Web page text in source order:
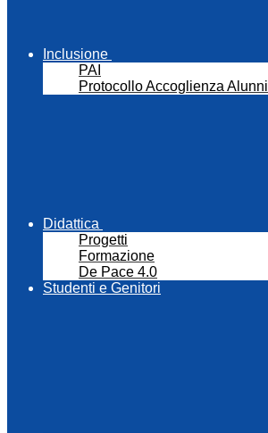
Inclusione
PAI
Protocollo Accoglienza Alunni
Didattica
Progetti
Formazione
De Pace 4.0
Studenti e Genitori